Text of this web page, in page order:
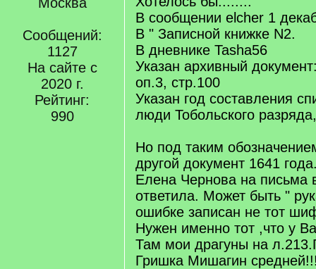
Сообщений:
1127
На сайте с
2020 г.
Рейтинг:
990
В сообщении elcher 1
В " Записной книжке N2.
В дневнике Tasha56
Указан архивный
оп.3, стр.100
Указан год составления
люди Тобольского
Но под таким
другой документ 1641
Елена Чернова на письма
ответила. Может быть "
ошибке записан не тот
Нужен именно тот ,что у
Там мои драгуны на
Гришка Мишагин